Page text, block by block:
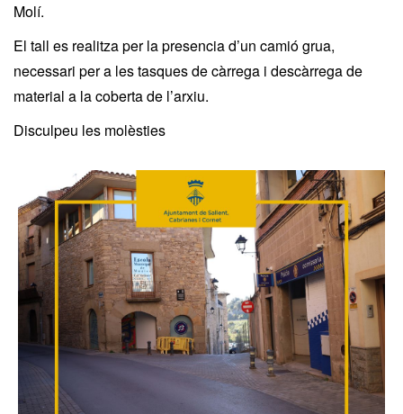
Molí.
El tall es realitza per la presencia d’un camió grua,
necessari per a les tasques de càrrega i descàrrega de
material a la coberta de l’arxiu.
Disculpeu les molèsties